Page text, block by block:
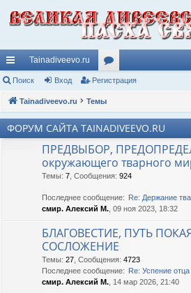
с
ы
лк
Tainadiveevo.ru
ор
ум
ы
Поиск Вход Регистрация
Tainadiveevo.ru Темы
ФОРУМ САЙТА TAINADIVEEVO.RU
ПРЕДВЫБОР,
окружающего тварного
Темы: 7 Сообщения: 924
Последнее сообщение: Re: Держание
смир. Алексий М. , 09 ноя 2023, 18:32
БЛАГОВЕСТИЕ, ПУТЬ
СОСЛОЖЕНИЕ
Темы: 27 Сообщения: 4723
Последнее сообщение: Re: Успение
смир. Алексий М. , 14 мар 2026, 21:40